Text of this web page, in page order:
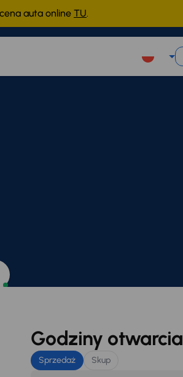
auta online TU.
Godziny otwarcia
Sprzedaż Skup